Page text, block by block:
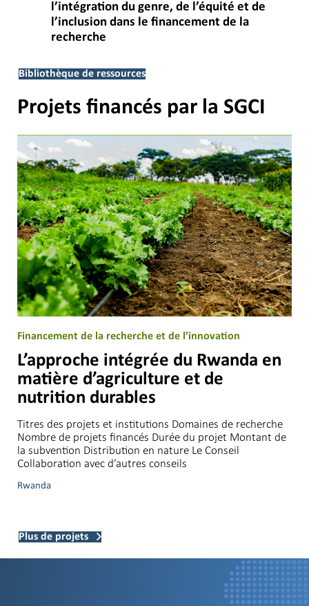
l’intégration du genre, de l’équité et de
l’inclusion dans le financement de la
recherche
Bibliothèque de ressources
Projets financés par la SGCI
Financement de la recherche et de l’innovation
L’approche intégrée du Rwanda en
matière d’agriculture et de
nutrition durables
Titres des projets et institutions Domaines de recherche
Nombre de projets financés Durée du projet Montant de
la subvention Distribution en nature Le Conseil
Collaboration avec d’autres conseils
Rwanda
Plus de projets